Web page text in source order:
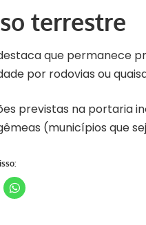
terrestre
que permanece
por rodovias ou
previstas na portaria
(municípios que